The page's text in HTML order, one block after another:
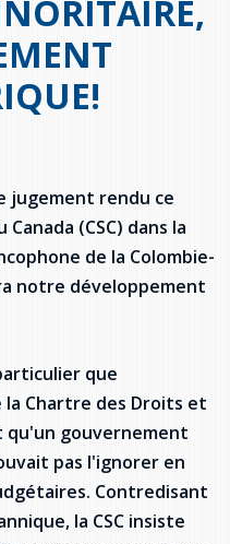
pour la
jugement rendu ce
(CSC) dans la
de la Colombie-
notre développement
que
Chartre des Droits et
gouvernement
pas l'ignorer en
Contredisant
la CSC insiste